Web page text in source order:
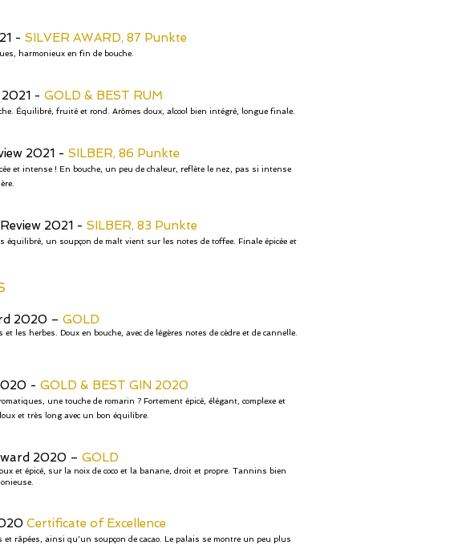
- SILVER AWARD, 87 Punkte
harmonieux en fin de bouche.
- GOLD & BEST RUM
Équilibré, fruité et rond. Arômes doux, alcool bien intégré, longue finale.
2021 - SILBER, 86 Punkte
et intense ! En bouche, un peu de chaleur, reflète le nez, pas si intense
2021 - SILBER, 83 Punkte
un soupçon de malt vient sur les notes de toffee. Finale épicée et
2020 – GOLD
les herbes. Doux en bouche, avec de légères notes de cèdre et de cannelle.
- GOLD & BEST GIN 2020
une touche de romarin ? Fortement épicé, élégant, complexe et
et très long avec un bon équilibre.
2020 – GOLD
et épicé, sur la noix de coco et la banane, droit et propre. Tannins bien
Certificate of Excellence
et râpées, ainsi qu'un soupçon de cacao. Le palais se montre un peu plus